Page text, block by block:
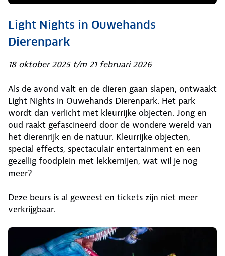
Light Nights in Ouwehands
Dierenpark
18 oktober 2025 t/m 21 februari 2026
Als de avond valt en de dieren gaan slapen, ontwaakt
Light Nights in Ouwehands Dierenpark. Het park
wordt dan verlicht met kleurrijke objecten. Jong en
oud raakt gefascineerd door de wondere wereld van
het dierenrijk en de natuur. Kleurrijke objecten,
special effects, spectaculair entertainment en een
gezellig foodplein met lekkernijen, wat wil je nog
meer?
Deze beurs is al geweest en tickets zijn niet meer
verkrijgbaar.